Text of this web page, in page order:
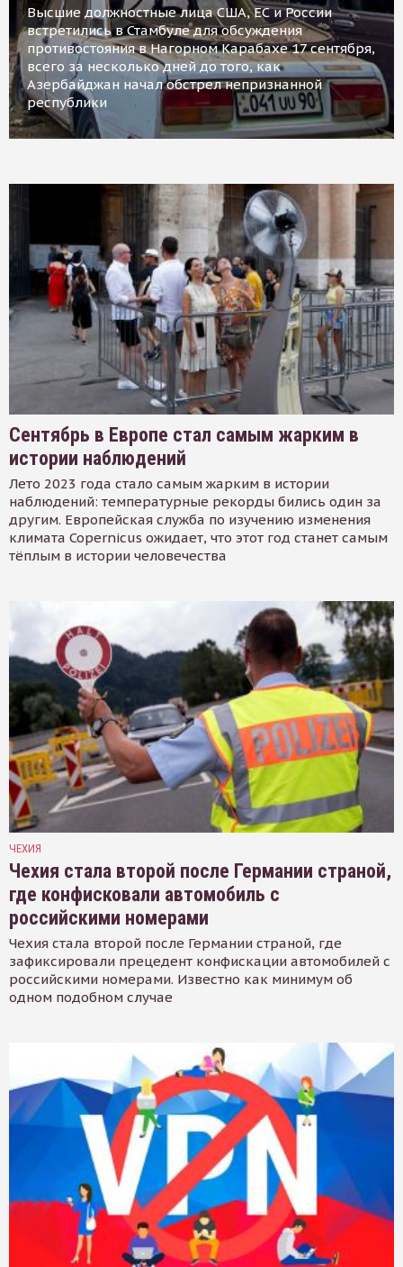
Высшие должностные лица США, ЕС и России
встретились в Стамбуле для обсуждения
противостояния в Нагорном Карабахе 17 сентября,
всего за несколько дней до того, как
Азербайджан начал обстрел непризнанной
республики
Сентябрь в Европе стал самым жарким в
истории наблюдений
Лето 2023 года стало самым жарким в истории
наблюдений: температурные рекорды бились один за
другим. Европейская служба по изучению изменения
климата Copernicus ожидает, что этот год станет самым
тёплым в истории человечества
ЧЕХИЯ
Чехия стала второй после Германии страной,
где конфисковали автомобиль с
российскими номерами
Чехия стала второй после Германии страной, где
зафиксировали прецедент конфискации автомобилей с
российскими номерами. Известно как минимум об
одном подобном случае